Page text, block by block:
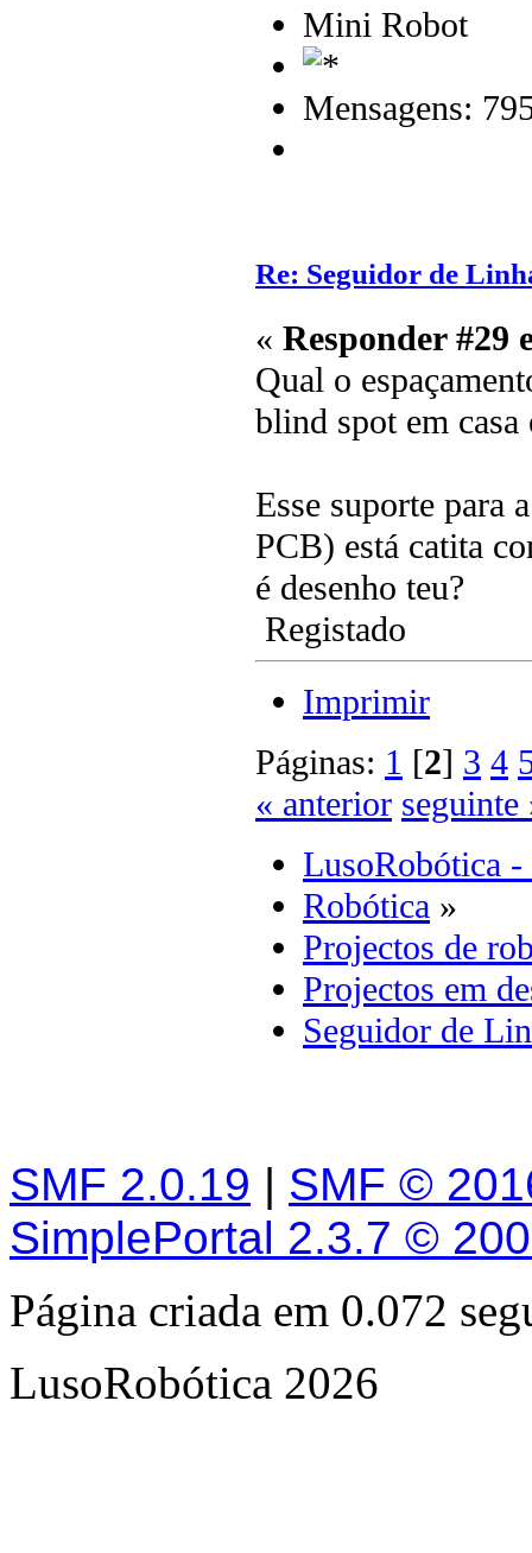
Mini Robot
Mensagens:
Re: Seguidor de
« Responder #29
Qual o
blind spot em casa
Esse suporte para
PCB) está catita
é desenho teu?
Registado
Imprimir
Páginas: 1 [2] 3 4
« anterior seguinte
LusoRobótica -
Robótica »
Projectos de
Projectos em
Seguidor de
SMF 2.0.19 | SMF ©
SimplePortal 2.3.7 ©
Página criada em 0.072
LusoRobótica 2026